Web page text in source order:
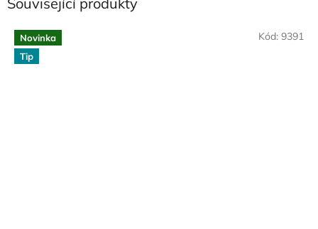
Novinka
Tip
Kód: 9391